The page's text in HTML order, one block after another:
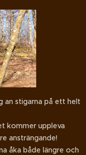
an stigarna på ett helt
kommer uppleva
ansträngande!
åka både längre och